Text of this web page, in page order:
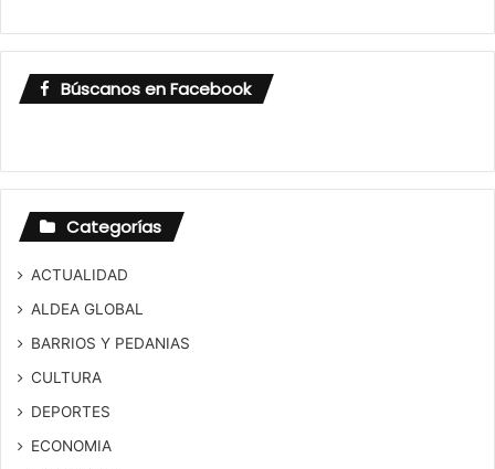
Búscanos en Facebook
Categorías
ACTUALIDAD
ALDEA GLOBAL
BARRIOS Y PEDANIAS
CULTURA
DEPORTES
ECONOMIA